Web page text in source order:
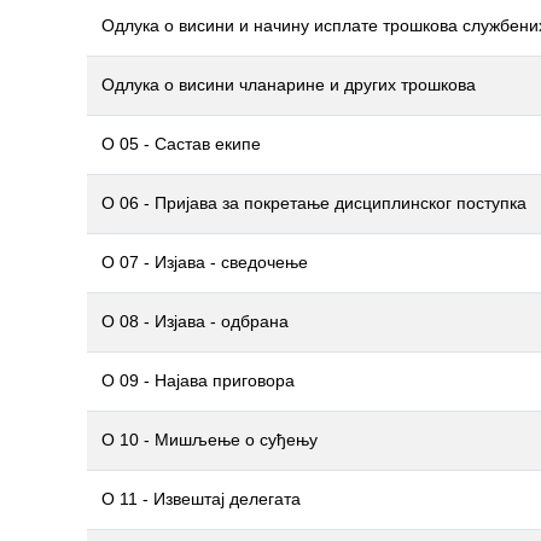
Одлука о висини и начину исплате трошкова
Одлука о висини чланарине и других трошкова
О 05 - Састав екипе
О 06 - Пријава за покретање дисциплинског поступка
О 07 - Изјава - сведочење
О 08 - Изјава - одбрана
О 09 - Најава приговора
О 10 - Мишљење о суђењу
О 11 - Извештај делегата